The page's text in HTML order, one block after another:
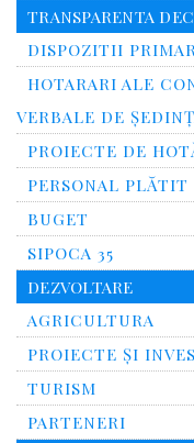
TRANSPARENTA
DISPOZITII PRIMAR
HOTARARI ALE
VERBALE DE
PROIECTE DE
PERSONAL
BUGET
SIPOCA 35
DEZVOLTARE
AGRICULTURA
PROIECTE ȘI
TURISM
PARTENERI